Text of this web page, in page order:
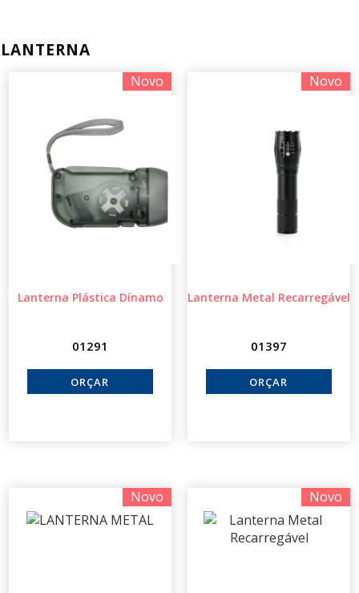
LANTERNA
Novo
Lanterna Plástica Dínamo
01291
Novo
Lanterna Metal Recarregável
01397
Novo Novo